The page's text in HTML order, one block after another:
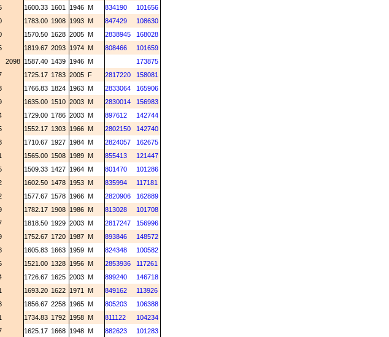
1600.33 1601 1946 M 834190
101656
1783.00 1908 1993 M 847429
108630
1570.50 1628 2005 M 2838945
168028
1819.67 2093 1974 M 808466
101659
2098 1587.40 1439 1946 M
173875
1725.17 1783 2005 F 2817220
158081
1766.83 1824 1963 M 2833064
165906
1635.00 1510 2003 M 2830014
156983
1729.00 1786 2003 M 897612
142744
1552.17 1303 1966 M 2802150
142740
1710.67 1927 1984 M 2824057
162675
1565.00 1508 1989 M 855413
121447
1509.33 1427 1964 M 801470
101286
1602.50 1478 1953 M 835994
117181
1577.67 1578 1966 M 2820906
162889
1782.17 1908 1986 M 813028
101708
1818.50 1929 2003 M 2817247
156996
1752.67 1720 1987 M 893846
148572
1605.83 1663 1959 M 824348
100582
1521.00 1328 1956 M 2853936
117261
1726.67 1625 2003 M 899240
146718
1693.20 1622 1971 M 849162
113926
1856.67 2258 1965 M 805203
106388
1734.83 1792 1958 M 811122
104234
1625.17 1668 1948 M 882623 101283